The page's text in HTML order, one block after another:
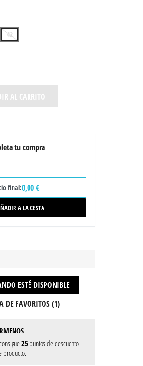
42
AL CARRITO
tu compra
final:0,00 €
A LA CESTA
ESTÉ DISPONIBLE
DE FAVORITOS (1)
25 puntos de descuento
producto.